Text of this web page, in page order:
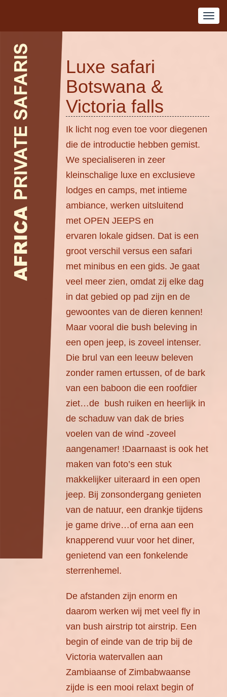
Luxe safari
Botswana &
Victoria falls
Ik licht nog even toe voor diegenen
die de introductie hebben gemist.
We specialiseren in zeer
kleinschalige luxe en exclusieve
lodges en camps, met intieme
ambiance, werken uitsluitend
met OPEN JEEPS en
ervaren lokale gidsen. Dat is een
groot verschil versus een safari
met minibus en een gids. Je gaat
veel meer zien, omdat zij elke dag
in dat gebied op pad zijn en de
gewoontes van de dieren kennen!
Maar vooral die bush beleving in
een open jeep, is zoveel intenser.
Die brul van een leeuw beleven
zonder ramen ertussen, of de bark
van een baboon die een roofdier
ziet…de bush ruiken en heerlijk in
de schaduw van dak de bries
voelen van de wind -zoveel
aangenamer! !Daarnaast is ook het
maken van foto’s een stuk
makkelijker uiteraard in een open
jeep. Bij zonsondergang genieten
van de natuur, een drankje tijdens
je game drive…of erna aan een
knapperend vuur voor het diner,
genietend van een fonkelende
sterrenhemel.
De afstanden zijn enorm en
daarom werken wij met veel fly in
van bush airstrip tot airstrip. Een
begin of einde van de trip bij de
Victoria watervallen aan
Zambiaanse of Zimbabwaanse
zijde is een mooi relaxt begin of